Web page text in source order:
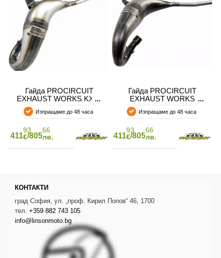
Гайда PROCIRCUIT
EXHAUST WORKS KX85
Изпращаме до 48 часа
411
93
€/805
66
лв.
Гайда PROCIRCUIT
EXHAUST WORKS
KX85/100
Изпращаме до 48 часа
411
93
€/805
66
лв.
КОНТАКТИ
град София, ул. „проф. Кирил Попов“ 46, 1700
тел. +359 882 743 105
info@linsonmoto.bg